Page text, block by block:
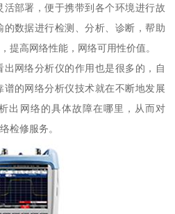
部署，便于携带到各个环境进行故
数据进行检测、分析、诊断，帮助
提高网络性能，网络可用性价值。
网络分析仪的作用也是很多的，自
谱的网络分析仪技术就在不断地发展
出网络的具体故障在哪里，从而对
检修服务。